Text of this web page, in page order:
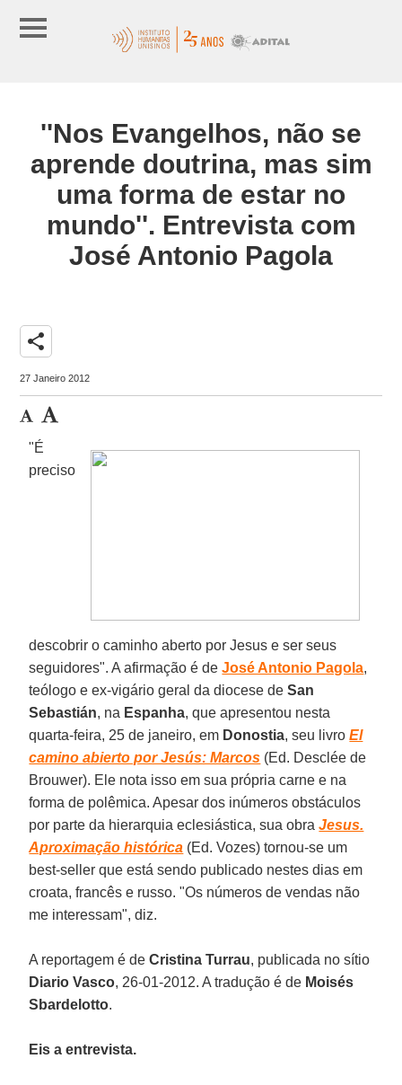
''Nos Evangelhos, não se
aprende doutrina, mas sim
uma forma de estar no
mundo''. Entrevista com
José Antonio Pagola
share
27 Janeiro 2012
"É
preciso
descobrir o caminho aberto por Jesus e ser seus
seguidores". A afirmação é deJosé Antonio Pagola,
teólogo e ex-vigário geral da diocese deSan
Sebastián, na Espanha, que apresentou nesta
quarta-feira, 25 de janeiro, em Donostia, seu livroEl
camino abierto por Jesús: Marcos (Ed. Desclée de
Brouwer). Ele nota isso em sua própria carne e na
forma de polêmica. Apesar dos inúmeros obstáculos
por parte da hierarquia eclesiástica, sua obraJesus.
Aproximação histórica (Ed. Vozes) tornou-se um
best-seller que está sendo publicado nestes dias em
croata, francês e russo. "Os números de vendas não
me interessam", diz.
A reportagem é deCristina Turrau, publicada no sítio
Diario Vasco, 26-01-2012. A tradução é de Moisés
Sbardelotto.
Eis a entrevista.